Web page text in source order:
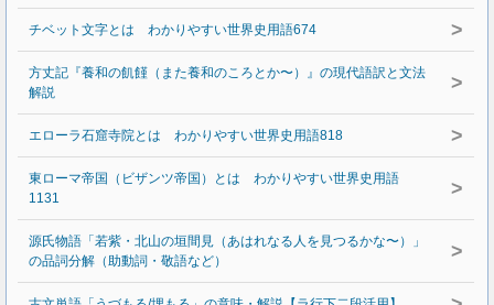
チベット文字とは わかりやすい世界史用語674 >
方丈記『養和の飢饉（また養和のころとか〜）』の現代語訳と文法
解説
>
エローラ石窟寺院とは わかりやすい世界史用語818 >
東ローマ帝国（ビザンツ帝国）とは わかりやすい世界史用語
1131
>
源氏物語「若紫・北山の垣間見（あはれなる人を見つるかな〜）」
の品詞分解（助動詞・敬語など）
>